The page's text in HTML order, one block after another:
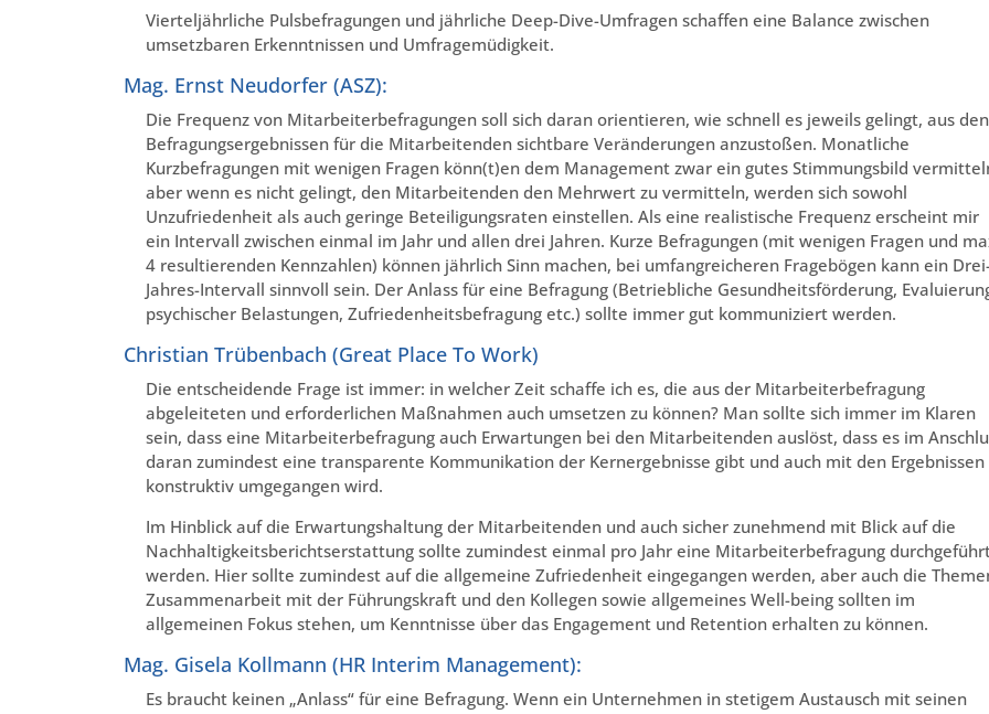
Vierteljährliche Pulsbefragungen und jährliche Deep-Dive-Umfragen schaffen eine Balance zwischen
umsetzbaren Erkenntnissen und Umfragemüdigkeit.
Mag. Ernst Neudorfer (ASZ):
Die Frequenz von Mitarbeiterbefragungen soll sich daran orientieren, wie schnell es jeweils gelingt, aus den
Befragungsergebnissen für die Mitarbeitenden sichtbare Veränderungen anzustoßen. Monatliche
Kurzbefragungen mit wenigen Fragen könn(t)en dem Management zwar ein gutes Stimmungsbild
aber wenn es nicht gelingt, den Mitarbeitenden den Mehrwert zu vermitteln, werden sich sowohl
Unzufriedenheit als auch geringe Beteiligungsraten einstellen. Als eine realistische Frequenz erscheint mir
ein Intervall zwischen einmal im Jahr und allen drei Jahren. Kurze Befragungen (mit wenigen Fragen und
4 resultierenden Kennzahlen) können jährlich Sinn machen, bei umfangreicheren Fragebögen kann ein
Jahres-Intervall sinnvoll sein. Der Anlass für eine Befragung (Betriebliche Gesundheitsförderung,
psychischer Belastungen, Zufriedenheitsbefragung etc.) sollte immer gut kommuniziert werden.
Christian Trübenbach (Great Place To Work)
Die entscheidende Frage ist immer: in welcher Zeit schaffe ich es, die aus der Mitarbeiterbefragung
abgeleiteten und erforderlichen Maßnahmen auch umsetzen zu können? Man sollte sich immer im Klaren
sein, dass eine Mitarbeiterbefragung auch Erwartungen bei den Mitarbeitenden auslöst, dass es im
daran zumindest eine transparente Kommunikation der Kernergebnisse gibt und auch mit den Ergebnissen
konstruktiv umgegangen wird.
Im Hinblick auf die Erwartungshaltung der Mitarbeitenden und auch sicher zunehmend mit Blick auf die
Nachhaltigkeitsberichtserstattung sollte zumindest einmal pro Jahr eine Mitarbeiterbefragung
werden. Hier sollte zumindest auf die allgemeine Zufriedenheit eingegangen werden, aber auch die
Zusammenarbeit mit der Führungskraft und den Kollegen sowie allgemeines Well-being sollten im
allgemeinen Fokus stehen, um Kenntnisse über das Engagement und Retention erhalten zu können.
Mag. Gisela Kollmann (HR Interim Management):
Es braucht keinen „Anlass“ für eine Befragung. Wenn ein Unternehmen in stetigem Austausch mit seinen